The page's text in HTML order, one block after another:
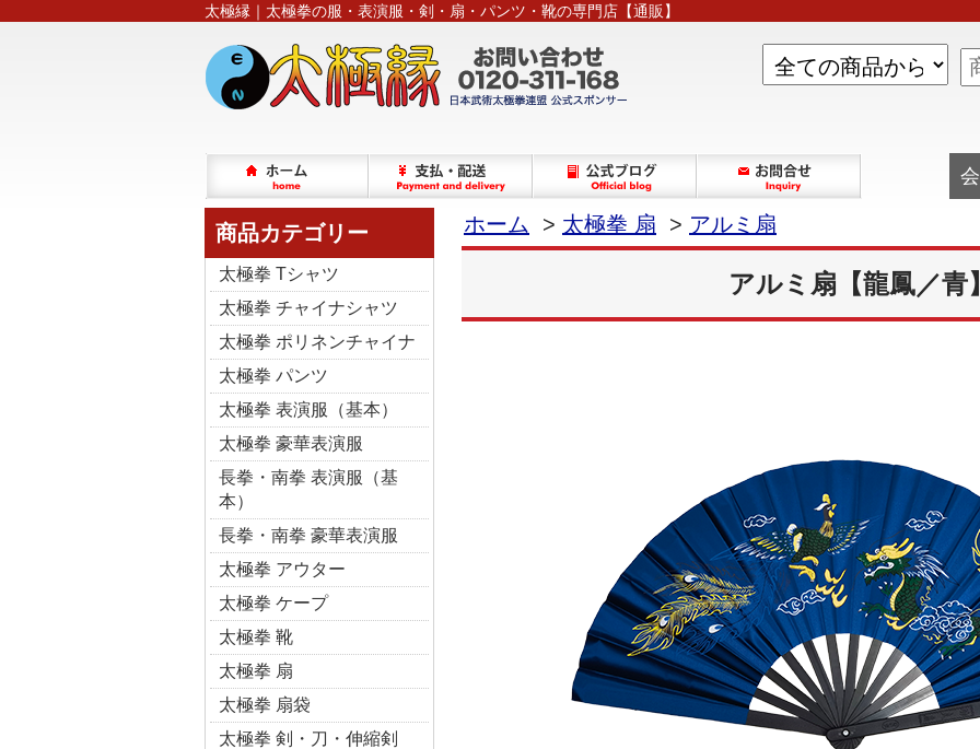
太極縁｜太極拳の服・表演服・剣・扇・パンツ・靴の専門店【通販】
商品カテゴリー
太極拳 Tシャツ
太極拳 チャイナシャツ
太極拳 ポリネンチャイナ
太極拳 パンツ
太極拳 表演服（基本）
太極拳 豪華表演服
長拳・南拳 表演服（基
本）
長拳・南拳 豪華表演服
太極拳 アウター
太極拳 ケープ
太極拳 靴
太極拳 扇
太極拳 扇袋
太極拳 剣・刀・伸縮剣
ホーム > 太極拳 扇 > アルミ扇
アルミ扇【龍鳳／青】